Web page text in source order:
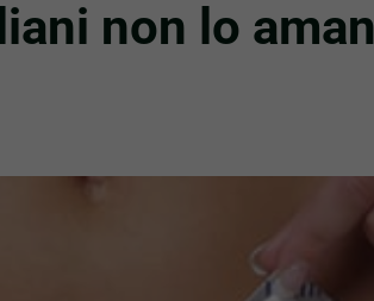
non lo